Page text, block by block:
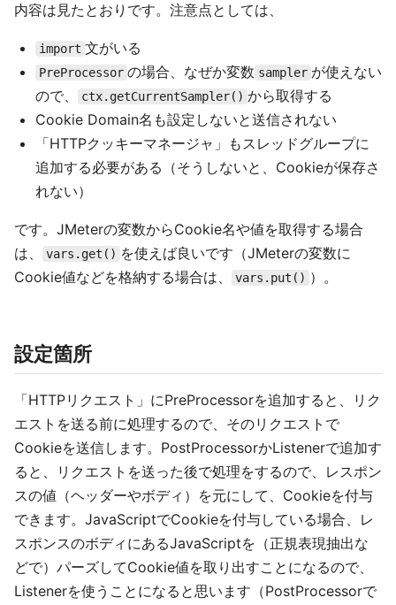
内容は見たとおりです。注意点としては、
import 文がいる
PreProcessor の場合、なぜか変数 sampler が使えない
ので、
ctx.getCurrentSampler() から取得する
Cookie Domain名も設定しないと送信されない
「HTTPクッキーマネージャ」もスレッドグループに
追加する必要がある（そうしないと、Cookieが保存さ
れない）
です。JMeterの変数からCookie名や値を取得する場合
は、
vars.get() を使えば良いです（JMeterの変数に
Cookie値などを格納する場合は、
vars.put() ）。
設定箇所
「HTTPリクエスト」にPreProcessorを追加すると、リク
エストを送る前に処理するので、そのリクエストで
Cookieを送信します。PostProcessorかListenerで追加す
ると、リクエストを送った後で処理をするので、レスポン
スの値（ヘッダーやボディ）を元にして、Cookieを付与
できます。JavaScriptでCookieを付与している場合、レ
スポンスのボディにあるJavaScriptを（正規表現抽出な
どで）パーズしてCookie値を取り出すことになるので、
Listenerを使うことになると思います（PostProcessorで